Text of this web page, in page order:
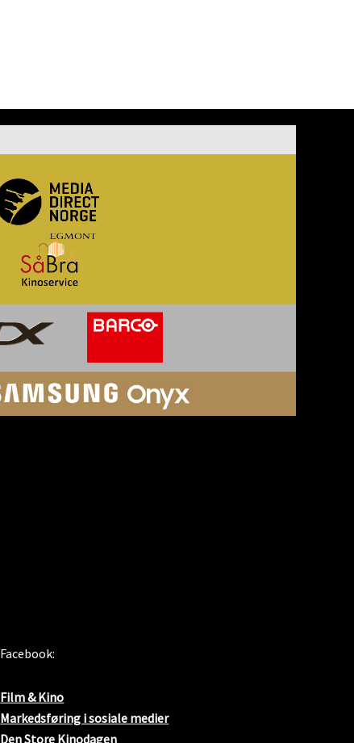
Facebook:
Film & Kino
Markedsføring i sosiale medier
Den Store Kinodagen